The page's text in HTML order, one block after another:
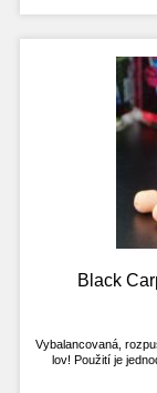
Nástrahu lze použít i
velká, střed je stále
Tato nástraha se
chtějí opravdu
-
-
- Široké spektrum
Black
Vybalancovaná,
lov! Použití je